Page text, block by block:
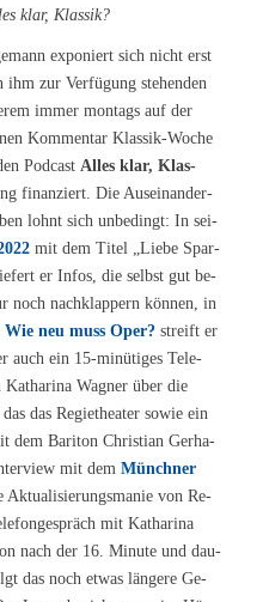
klar, Klassik?
ex­po­niert sich nicht erst
zur Ver­fü­gung ste­hen­den
im­mer mon­tags auf der
Kom­men­tar Klas­sik-Wo­che
Pod­cast Al­les klar, Klas­
fi­nan­ziert. Die Aus­ein­an­der­
lohnt sich un­be­dingt: In sei­
mit dem Ti­tel „Lie­be Spar­
er In­fos, die selbst gut be­
noch nach­klap­pern kön­nen, in
Wie neu muss Oper? streift er
auch ein 15-mi­nü­ti­ges Te­le­
Wag­ner über die
das Re­gie­thea­ter so­wie ein
dem Ba­ri­ton Chris­ti­an Ger­ha­
mit dem Münch­ner
Ak­tua­li­sie­rungs­ma­nie von Re­
mit Ka­tha­ri­na
nach der 16. Mi­nu­te und dau­
das noch et­was län­ge­re Ge­